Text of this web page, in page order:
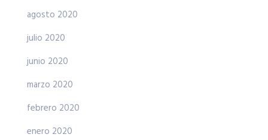
agosto 2020
julio 2020
junio 2020
marzo 2020
febrero 2020
enero 2020